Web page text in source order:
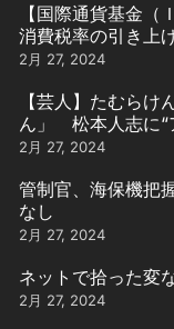
【国際通貨基金（
消費税率の引き上
2月 27, 2024
【芸人】たむら
ん」 松本人志に“
用
2月 27, 2024
管制官、海保機把
なし
2月 27, 2024
ネットで拾った変
2月 27, 2024